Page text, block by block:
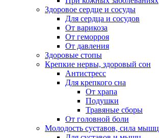
Здоровое сердце и сосуды
Для сердца и сосудов
От варикоза
От геморроя
От давления
Здоровые стопы
Крепкие нервы, здоровый сон
Антистресс
Для крепкого сна
От храпа
Подушки
Травяные сборы
От головной боли
Молодость суставов, сила мышц